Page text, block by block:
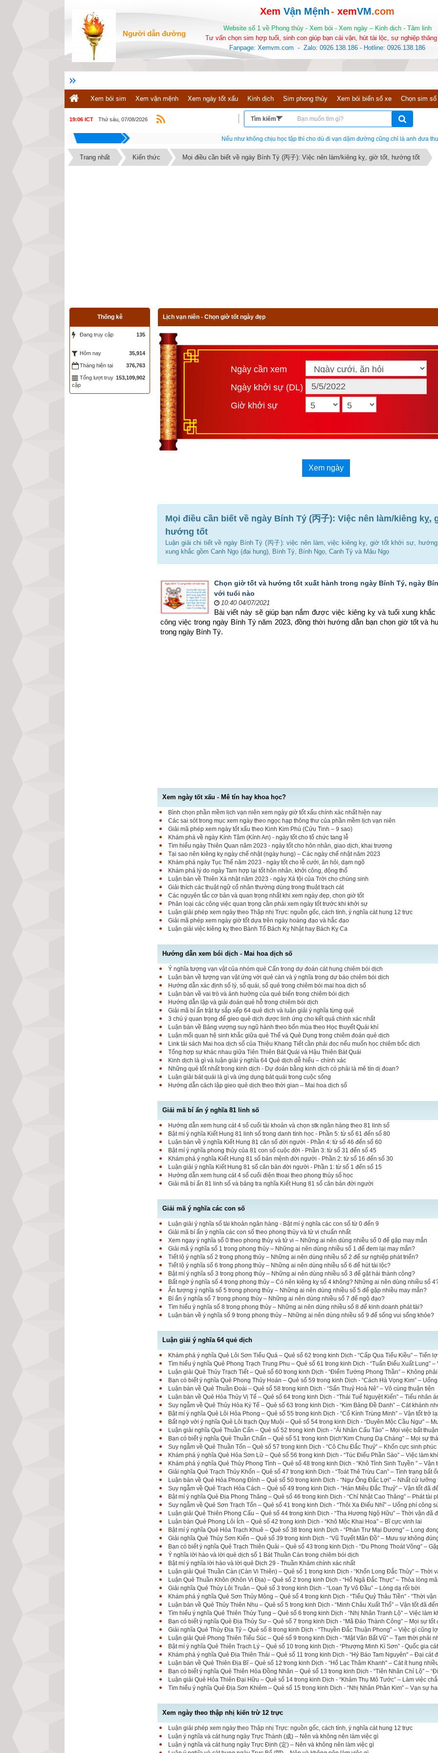
Người dẫn đường
Xem Vận Mệnh- xemVM.com
Website số 1 về Phong thủy - Xem bói - Xem ngày – Kinh dịch - Tâm linh
Tư vấn chọn sim hợp tuổi, sinh con giúp bạn cải vận, hút tài lộc, sự nghiệp
Fanpage: Xemvm.com - Zalo: 0926.138.186 - Hotline: 0926.138.186
Xem bói sim Xem vận mệnh Xem ngày tốt xấu Kinh dịch Sim phong thủy Xem bói biển số xe Chọn sim số
19:06 ICT Thứ sáu, 07/08/2026
Nếu như không chịu học tập thì cho dù đi vạn dặm đường cũng chỉ là anh đưa
Trang nhất Kiến thức Mọi điều cần biết về ngày Bính Tý (丙子): Việc nên làm/kiêng kỵ, giờ tốt, hướng tốt
Lịch vạn niên - Chọn giờ tốt ngày đẹp
Ngày cần xem
Ngày khởi sự (DL)
Giờ khởi sự
Xem ngày
Mọi điều cần biết về ngày Bính Tý (丙子): Việc nên làm/kiêng kỵ,
hướng tốt
Luận giải chi tiết về ngày Bính Tý (丙子): việc nên làm, việc kiêng kỵ, giờ tốt khởi sự,
xung khắc gồm Canh Ngọ (đại hung), Bính Tý, Bính Ngọ, Canh Tý và Mậu Ngọ
Chọn giờ tốt và hướng tốt xuất hành trong ngày Bính Tý, ngày
với tuổi nào
10:40 04/07/2021
Bài viết này sẽ giúp bạn nắm được việc kiêng kỵ và tuổi xung
công việc trong ngày Bính Tý năm 2023, đồng thời hướng dẫn bạn chọn giờ tốt và
trong ngày Bính Tý.
Xem ngày tốt xấu - Mê tín hay khoa học?
Bình chọn phần mềm lịch vạn niên xem ngày giờ tốt xấu chính xác nhất hiện nay
Các sai sót trong mục xem ngày theo ngọc hạp thông thư của phần mềm lịch vạn niên
Giải mã phép xem ngày tốt xấu theo Kinh Kim Phù (Cửu Tinh – 9 sao)
Khám phá về ngày Kính Tâm (Kính An) - ngày tốt cho tổ chức tang lễ
Tìm hiểu ngày Thiên Quan năm 2023 - ngày tốt cho hôn nhân, giao dịch, khai trương
Tại sao nên kiêng kỵ ngày chế nhật (ngày hung) – Các ngày chế nhật năm 2023
Khám phá ngày Tục Thế năm 2023 - ngày tốt cho lễ cưới, ăn hỏi, dạm ngõ
Khám phá lý do ngày Tam hợp lại tốt hôn nhân, khởi công, động thổ
Luận bàn về Thiên Xá nhật năm 2023 - ngày Xá tội của Trời cho chúng sinh
Giải thích các thuật ngữ cổ nhân thường dùng trong thuật trạch cát
Các nguyên tắc cơ bản và quan trọng nhất khi xem ngày đẹp, chọn giờ tốt
Phân loại các công việc quan trọng cần phải xem ngày tốt trước khi khởi sự
Luận giải phép xem ngày theo Thập nhị Trực: nguồn gốc, cách tính, ý nghĩa cát hung 12 trực
Giải mã phép xem ngày giờ tốt dựa trên ngày hoàng đạo và hắc đạo
Luận giải việc kiêng kỵ theo Bành Tổ Bách Kỵ Nhật hay Bách Kỵ Ca
Hướng dẫn xem bói dịch - Mai hoa dịch số
Ý nghĩa tượng vạn vật của nhóm quẻ Cấn trong dự đoán cát hung chiêm bói dịch
Luận bàn về tượng vạn vật ứng với quẻ càn và ý nghĩa trong dự báo chiêm bói dịch
Hướng dẫn xác định số lý, số quái, số quẻ trong chiêm bói mai hoa dịch số
Luận bàn về vai trò và ảnh hưởng của quẻ biến trong chiêm bói dịch
Hướng dẫn lập và giải đoán quẻ hỗ trong chiêm bói dịch
Giải mã bí ấn trật tự sắp xếp 64 quẻ dịch và luận giải ý nghĩa từng quẻ
3 chú ý quan trọng để gieo quẻ dịch được linh ứng cho kết quả chính xác nhất
Luận bàn về Bảng vượng suy ngũ hành theo bốn mùa theo Học thuyết Quái khí
Luận mối quan hệ sinh khắc giữa quẻ Thể và Quẻ Dụng trong chiêm đoán quẻ dịch
Link tải sách Mai hoa dịch số của Thiệu Khang Tiết cần phải đọc nếu muốn học chiêm bốc dịch
Tổng hợp sự khác nhau giữa Tiên Thiên Bát Quái và Hậu Thiên Bát Quái
Kinh dịch là gì và luận giải ý nghĩa 64 Quẻ dịch dễ hiểu – chính xác
Những quẻ tốt nhất trong kinh dịch - Dự đoán bằng kinh dịch có phải là mê tín dị đoan?
Luận giải bát quái là gì và ứng dụng bát quái trong cuộc sống
Hướng dẫn cách lập gieo quẻ dịch theo thời gian – Mai hoa dịch số
Giải mã bí ẩn ý nghĩa 81 linh số
Hướng dẫn xem hung cát 4 số cuối tài khoản và chọn stk ngân hàng theo 81 linh số
Bật mí ý nghĩa Kiết Hung 81 linh số trong danh tính học - Phần 5: từ số 61 đến số 80
Luận bàn về ý nghĩa Kiết Hung 81 căn số đời người - Phần 4: từ số 46 đến số 60
Bật mí ý nghĩa phong thủy của 81 con số cuộc đời - Phần 3: từ số 31 đến số 45
Khám phá ý nghĩa Kiết Hung 81 số bản mệnh đời người - Phần 2: từ số 16 đến số 30
Luận giải ý nghĩa Kiết Hung 81 số căn bản đời người - Phần 1: từ số 1 đến số 15
Hướng dẫn xem hung cát 4 số cuối điện thoại theo phong thủy số học
Giải mã bí ẩn 81 linh số và bảng tra nghĩa Kiết Hung 81 số căn bản đời người
Giải mã ý nghĩa các con số
Luận giải ý nghĩa số tài khoản ngân hàng - Bật mí ý nghĩa các con số từ 0 đến 9
Giải mã bí ẩn ý nghĩa các con số theo phong thủy và tử vi chuẩn nhất
Xem ngay ý nghĩa số 0 theo phong thủy và tử vi – Những ai nên dùng nhiều số 0 để gặp may mắn
Giải mã ý nghĩa số 1 trong phong thủy – Những ai nên dùng nhiều số 1 để đem lại may mắn?
Tiết lộ ý nghĩa số 2 trong phong thủy – Những ai nên dùng nhiều số 2 để sự nghiệp phát triển?
Tiết lộ ý nghĩa số 6 trong phong thủy – Những ai nên dùng nhiều số 6 để hút tài lộc?
Bật mí ý nghĩa số 3 trong phong thủy – Những ai nên dùng nhiều số 3 để gặt hái thành công?
Bất ngờ ý nghĩa số 4 trong phong thủy – Có nên kiêng kỵ số 4 không? Những ai nên dùng nhiều số
Ấn tượng ý nghĩa số 5 trong phong thủy – Những ai nên dùng nhiều số 5 để gặp nhiều may mắn?
Bí ẩn ý nghĩa số 7 trong phong thủy – Những ai nên dùng nhiều số 7 để ngộ đạo?
Tìm hiểu ý nghĩa số 8 trong phong thủy – Những ai nên dùng nhiều số 8 để kinh doanh phát tài?
Luận bàn về ý nghĩa số 9 trong phong thủy – Những ai nên dùng nhiều số 9 để sống vui sống khỏe?
Luận giải ý nghĩa 64 quẻ dịch
Khám phá ý nghĩa Quẻ Lôi Sơn Tiểu Quá – Quẻ số 62 trong kinh Dịch - “Cấp Qua Tiểu Kiều” – Tiến
Tìm hiểu ý nghĩa Quẻ Phong Trạch Trung Phu – Quẻ số 61 trong kinh Dịch - “Tuấn Điểu Xuất Lung” –
Luận giải Quẻ Thủy Trạch Tiết – Quẻ số 60 trong kinh Dịch - “Điểm Tướng Phong Thần” – Không
Bạn có biết ý nghĩa Quẻ Phong Thủy Hoán – Quẻ số 59 trong kinh Dịch - “Cách Hà Vọng Kim” –
Luận bàn về Quẻ Thuần Đoài – Quẻ số 58 trong kinh Dịch - “Sấn Thuỷ Hoà Nê” – Vô cùng thuận tiện
Luận bàn về Quẻ Hỏa Thủy Vị Tế – Quẻ số 64 trong kinh Dịch - “Thái Tuế Nguyệt Kiến” – Tiểu nhân
Suy ngẫm về Quẻ Thủy Hỏa Ký Tế – Quẻ số 63 trong kinh Dịch - “Kim Bảng Đề Danh” – Cát khánh
Bật mí ý nghĩa Quẻ Lôi Hỏa Phong – Quẻ số 55 trong kinh Dịch - “Cổ Kính Trùng Minh” – Vận tốt trở
Bất ngờ với ý nghĩa Quẻ Lôi trạch Quy Muội – Quẻ số 54 trong kinh Dịch - “Duyên Mộc Cầu Ngư” –
Luận giải nghĩa Quẻ Thuần Cấn – Quẻ số 52 trong kinh Dịch - “Ải Nhân Cấu Táo” – Mọi việc bất thuận
Bạn có biết ý nghĩa Quẻ Thuần Chấn – Quẻ số 51 trong kinh Dịch“Kim Chung Dạ Chàng” – Mọi sự
Suy ngẫm về Quẻ Thuần Tốn – Quẻ số 57 trong kinh Dịch - “Cô Chu Đắc Thuỷ” – Khốn cực sinh phúc
Khám phá ý nghĩa Quẻ Hỏa Sơn Lữ – Quẻ số 56 trong kinh Dịch - “Túc Điểu Phần Sào” – Việc làm
Khám phá ý nghĩa Quẻ Thủy Phong Tỉnh – Quẻ số 48 trong kinh Dịch - “Khô Tỉnh Sinh Tuyền ” – Vận
Giải nghĩa Quẻ Trạch Thủy Khốn – Quẻ số 47 trong kinh Dịch - “Toát Thê Trừu Can” – Tình trạng bất
Luận bàn về Quẻ Hỏa Phong Đỉnh – Quẻ số 50 trong kinh Dịch - “Ngư Ông Đắc Lợi” – Nhất cử lưỡng
Suy ngẫm về Quẻ Trạch Hỏa Cách – Quẻ số 49 trong kinh Dịch - “Hán Miêu Đắc Thuỷ” – Vận tốt đã
Bật mí ý nghĩa Quẻ Địa Phong Thăng – Quẻ số 46 trong kinh Dịch - “Chỉ Nhật Cao Thăng” – Phát tài
Suy ngẫm về Quẻ Sơn Trạch Tổn – Quẻ số 41 trong kinh Dịch - “Thôi Xa Điếu Nhĩ” – Uổng phí công
Luận giải Quẻ Thiên Phong Cấu – Quẻ số 44 trong kinh Dịch - “Tha Hương Ngộ Hữu” – Thời vận đã
Luận bàn Quẻ Phong Lôi Ích – Quẻ số 42 trong kinh Dịch - “Khô Mộc Khai Hoa” – Bĩ cực vinh lai
Bật mí ý nghĩa Quẻ Hỏa Trạch Khuê – Quẻ số 38 trong kinh Dịch - “Phán Trư Mại Dương” – Long
Giải nghĩa Quẻ Thủy Sơn Kiển – Quẻ số 39 trong kinh Dịch - “Vũ Tuyết Mãn Đồ” – Mưu sự không
Bạn có biết ý nghĩa Quẻ Trạch Thiên Quải – Quẻ số 43 trong kinh Dịch - “Du Phong Thoát Võng” –
Ý nghĩa lời hào và lời quẻ dịch số 1 Bát Thuần Càn trong chiêm bói dịch
Bật mí ý nghĩa lời hào và lời quẻ Dịch 29 - Thuần Khảm chính xác nhất
Luận giải Quẻ Thuần Càn (Càn Vi Thiên) – Quẻ số 1 trong kinh Dịch - “Khốn Long Đắc Thủy” – Thời
Luận Quẻ Thuần Khôn (Khôn Vi Địa) – Quẻ số 2 trong kinh Dịch - “Hổ Ngã Đắc Thực” – Thỏa lòng
Giải nghĩa Quẻ Thủy Lôi Truân – Quẻ số 3 trong kinh Dịch - “Loạn Ty Vô Đầu” – Lòng dạ rối bời
Khám phá ý nghĩa Quẻ Sơn Thủy Mông – Quẻ số 4 trong kinh Dịch - “Tiểu Quỷ Thâu Tiền” - “Thời vận
Luận bàn về Quẻ Thủy Thiên Nhu – Quẻ số 5 trong kinh Dịch - “Minh Châu Xuất Thổ” – Vận tốt đã đến
Tìm hiểu ý nghĩa Quẻ Thiên Thủy Tụng – Quẻ số 6 trong kinh Dịch - “Nhị Nhân Tranh Lộ” – Việc làm
Bạn có biết ý nghĩa Quẻ Địa Thủy Sư – Quẻ số 7 trong kinh Dịch - “Mã Đáo Thành Công” – Mọi sự tốt
Giải nghĩa Quẻ Thủy Địa Tỷ – Quẻ số 8 trong kinh Dịch - “Thuyền Đắc Thuận Phong” – Việc gì cũng
Luận giải Quẻ Phong Thiên Tiểu Súc – Quẻ số 9 trong kinh Dịch - “Mật Vân Bất Vũ” – Tạm thời phải
Bật mí ý nghĩa Quẻ Thiên Trạch Lý – Quẻ số 10 trong kinh Dịch - “Phượng Minh Kì Sơn” - Quốc gia
Khám phá ý nghĩa Quẻ Địa Thiên Thái – Quẻ số 11 trong kinh Dịch - “Hỷ Báo Tam Nguyên" – Đại cát
Luận bàn về Quẻ Thiên Địa Bĩ – Quẻ số 12 trong kinh Dịch - “Hổ Lạc Thâm Khanh" – Cát ít hung
Bạn có biết ý nghĩa Quẻ Thiên Hỏa Đồng Nhân – Quẻ số 13 trong kinh Dịch - “Tiên Nhân Chỉ Lộ” –
Luận giải Quẻ Hỏa Thiên Đại Hữu – Quẻ số 14 trong kinh Dịch - “Khảm Thụ Mô Tước” – Làm việc
Tìm hiểu ý nghĩa Quẻ Địa Sơn Khiêm – Quẻ số 15 trong kinh Dịch - “Nhị Nhân Phân Kim” – Vạn sự
Xem ngày theo thập nhị kiến trừ 12 trực
Luận giải phép xem ngày theo Thập nhị Trực: nguồn gốc, cách tính, ý nghĩa cát hung 12 trực
Luận ý nghĩa và cát hung ngày Trực Thành (成) – Nên và không nên làm việc gì
Luận ý nghĩa và cát hung ngày Trực Định (定) – Nên và không nên làm việc gì
Thống kê
Đang truy cập 135
Hôm nay 35,914
Tháng hiện tại 376,763
Tổng lượt truy
cập
153,109,902